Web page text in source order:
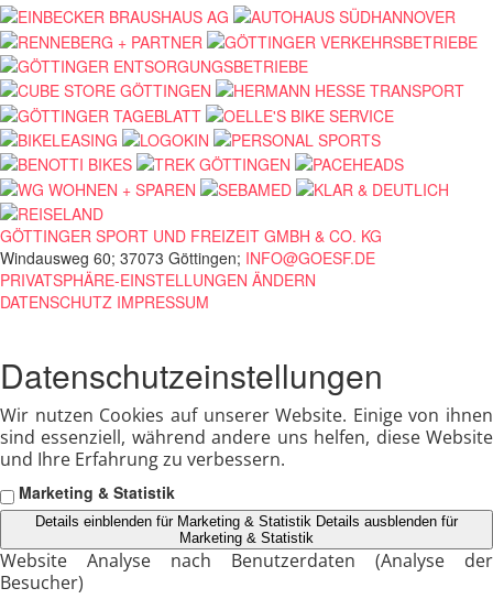
GÖTTINGER SPORT UND FREIZEIT GMBH & CO. KG
Windausweg 60; 37073 Göttingen; INFO@GOESF.DE
PRIVATSPHÄRE-EINSTELLUNGEN ÄNDERN
DATENSCHUTZ IMPRESSUM
Datenschutzeinstellungen
Wir nutzen Cookies auf unserer Website. Einige von ihnen
sind essenziell, während andere uns helfen, diese Website
und Ihre Erfahrung zu verbessern.
Marketing & Statistik
Details einblenden für Marketing & Statistik Details ausblenden für
Marketing & Statistik
Website Analyse nach Benutzerdaten (Analyse der
Besucher)